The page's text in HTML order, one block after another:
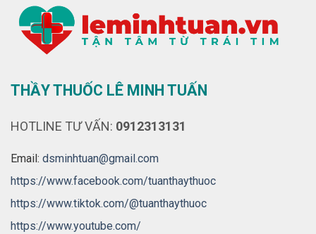
THẦY THUỐC LÊ MINH TUẤN
HOTLINE TƯ VẤN: 0912313131
Email: dsminhtuan@gmail.com
https://www.facebook.com/tuanthaythuoc
https://www.tiktok.com/@tuanthaythuoc
https://www.youtube.com/